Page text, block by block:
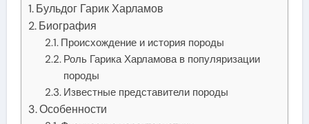
Бульдог Гарик Харламов
Биография
Происхождение и история породы
Роль Гарика Харламова в популяризации
породы
Известные представители породы
Особенности